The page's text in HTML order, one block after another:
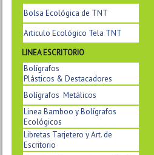
Bolsa Ecológica de TNT
Articulo Ecológico Tela TNT
LINEA ESCRITORIO
Bolígrafos
Plásticos & Destacadores
Bolígrafos Metálicos
Linea Bamboo y Bolígrafos
Ecológicos
Libretas Tarjetero y Art. de
Escritorio